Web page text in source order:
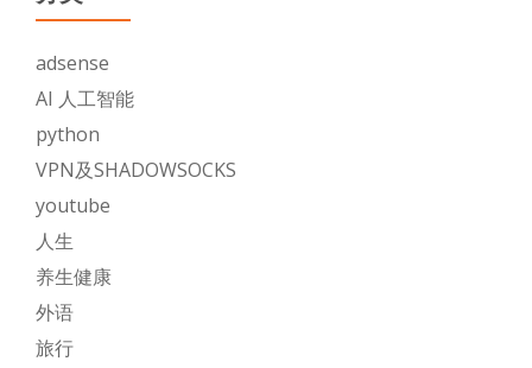
adsense
AI 人工智能
python
VPN及SHADOWSOCKS
youtube
人生
养生健康
外语
旅行